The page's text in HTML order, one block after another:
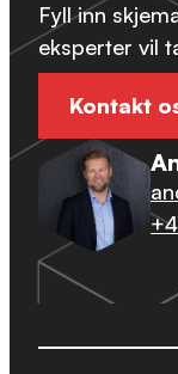
Fyll inn
eksperter vil
Kontakt